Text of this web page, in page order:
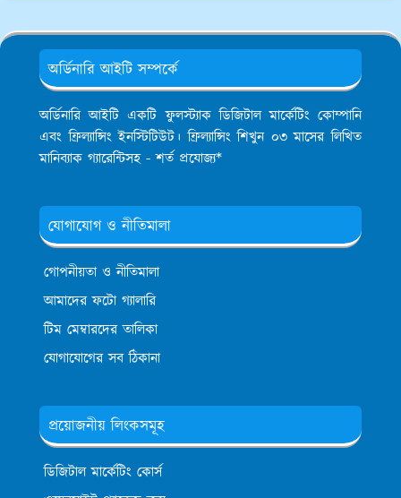
অর্ডিনারি আইটি সম্পর্কে
অর্ডিনারি আইটি একটি ফুলস্ট্যাক ডিজিটাল মার্কেটিং কোম্পানি
এবং ফ্রিল্যান্সিং ইনস্টিটিউট। ফ্রিল্যান্সিং শিখুন ০৩ মাসের লিখিত
মানিব্যাক গ্যারেন্টিসহ - শর্ত প্রযোজ্য*
যোগাযোগ ও নীতিমালা
গোপনীয়তা ও নীতিমালা
আমাদের ফটো গ্যালারি
টিম মেম্বারদের তালিকা
যোগাযোগের সব ঠিকানা
প্রয়োজনীয় লিংকসমূহ
ডিজিটাল মার্কেটিং কোর্স